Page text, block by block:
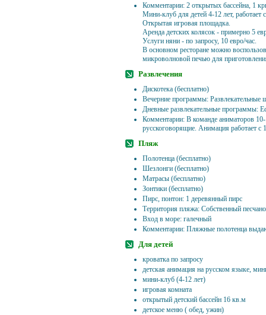
Комментарии: 2 открытых бассейна, 1
Мини-клуб для детей 4-12 лет, работает
Открытая игровая площадка.
Аренда детских колясок - примерно 5
Услуги няни - по запросу, 10 евро/час.
В основном ресторане можно
микроволновой печью для
Развлечения
Дискотека (бесплатно)
Вечерние программы: Развлекательные
Дневные развлекательные программы:
Комментарии: В команде аниматоров 10-
русскоговорящие. Анимация работает с
Пляж
Полотенца (бесплатно)
Шезлонги (бесплатно)
Матрасы (бесплатно)
Зонтики (бесплатно)
Пирс, понтон: 1 деревянный пирс
Территория пляжа: Собственный
Вход в море: галечный
Комментарии: Пляжные полотенца
Для детей
кроватка по запросу
детская анимация на русском языке,
мини-клуб (4-12 лет)
игровая комната
открытый детский бассейн 16 кв.м
детское меню ( обед, ужин)